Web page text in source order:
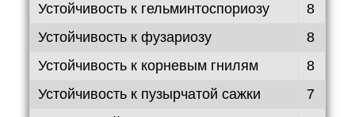
Устойчивость к гельминтоспориозу
8
Устойчивость к фузариозу
8
Устойчивость к корневым гнилям
8
Устойчивость к пузырчатой ​​сажки
7